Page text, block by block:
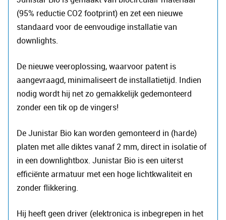
(95% reductie CO2 footprint) en zet een nieuwe
standaard voor de eenvoudige installatie van
downlights.
De nieuwe veeroplossing, waarvoor patent is
aangevraagd, minimaliseert de installatietijd. Indien
nodig wordt hij net zo gemakkelijk gedemonteerd
zonder een tik op de vingers!
De Junistar Bio kan worden gemonteerd in (harde)
platen met alle diktes vanaf 2 mm, direct in isolatie of
in een downlightbox. Junistar Bio is een uiterst
efficiënte armatuur met een hoge lichtkwaliteit en
zonder flikkering.
Hij heeft geen driver (elektronica is inbegrepen in het